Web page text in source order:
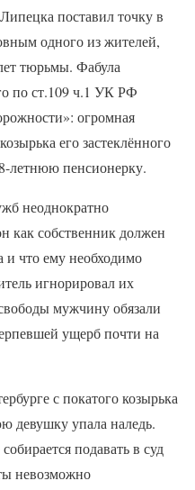
поставил точку в
одного из жителей,
тюрьмы. Фабула
по ст.109 ч.1 УК РФ
огромная
его застеклённого
летнюю пенсионерку.
неоднократно
как собственник должен
и что ему необходимо
игнорировал их
мужчину обязали
ущерб почти на
с покатого козырька
девушку упала наледь.
подавать в суд
невозможно